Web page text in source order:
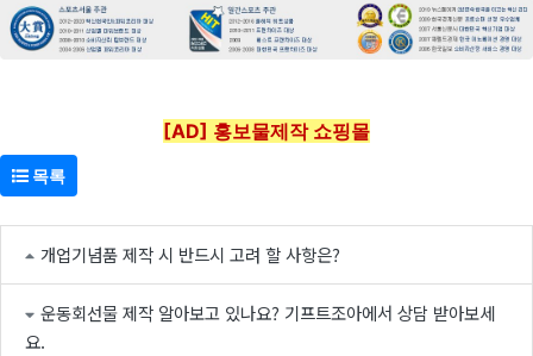
[AD] 홍보물제작 쇼핑몰
목록
개업기념품 제작 시 반드시 고려 할 사항은?
운동회선물 제작 알아보고 있나요? 기프트조아에서 상담 받아보세
요.